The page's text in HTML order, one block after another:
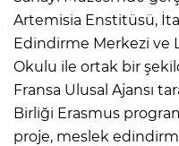
Artemisia Enstitüsü,
Edindirme Merkezi ve
Okulu ile ortak bir
Fransa Ulusal Ajansı
Birliği Erasmus
proje, meslek